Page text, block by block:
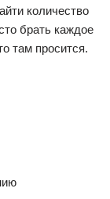
количество
брать каждое
там просится.